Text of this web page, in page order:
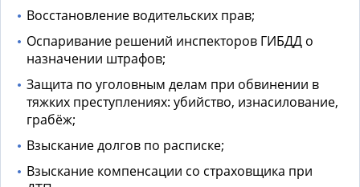
Восстановление водительских прав;
Оспаривание решений инспекторов ГИБДД о
назначении штрафов;
Защита по уголовным делам при обвинении в
тяжких преступлениях: убийство, изнасилование,
грабёж;
Взыскание долгов по расписке;
Взыскание компенсации со страховщика при